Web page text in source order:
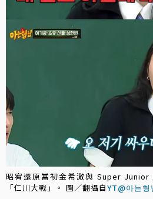
昭宥還原當初金希澈與 Super Junior
「仁川大戰」。 圖／翻攝自YT@아는